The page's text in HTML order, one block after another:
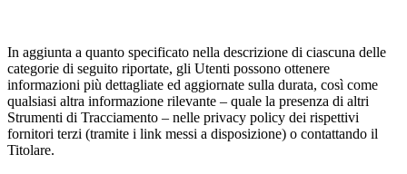
In aggiunta a quanto specificato nella descrizione di ciascuna delle
categorie di seguito riportate, gli Utenti possono ottenere
informazioni più dettagliate ed aggiornate sulla durata, così come
qualsiasi altra informazione rilevante – quale la presenza di altri
Strumenti di Tracciamento – nelle privacy policy dei rispettivi
fornitori terzi (tramite i link messi a disposizione) o contattando il
Titolare.